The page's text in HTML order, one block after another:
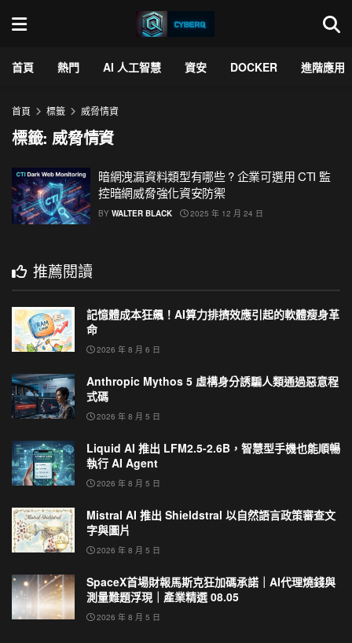
首頁 熱門 AI 人工智慧 資安 DOCKER 進階應用
首頁 標籤 威脅情資
標籤:威脅情資
暗網洩漏資料類型有哪些 ? 企業可選用 CTI 監
控暗網威脅強化資安防禦
BY WALTER BLACK 2025 年 12 月 24 日
推薦閱讀
記憶體成本狂飆！AI算力排擠效應引起的軟體瘦身革
命
2026 年 8 月 6 日
Anthropic Mythos 5 虛構身分誘騙人類通過惡意程
式碼
2026 年 8 月 5 日
Liquid AI 推出 LFM2.5-2.6B，智慧型手機也能順暢
執行 AI Agent
2026 年 8 月 5 日
Mistral AI 推出 Shieldstral 以自然語言政策審查文
字與圖片
2026 年 8 月 5 日
SpaceX首場財報馬斯克狂加碼承諾｜AI代理燒錢與
測量難題浮現｜產業精選 08.05
2026 年 8 月 5 日